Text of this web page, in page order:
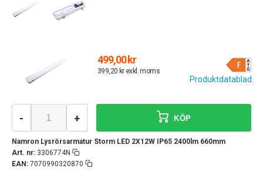
Produktdatablad
499,00 kr
399,20 kr exkl. moms
Namron Lysrörsarmatur Storm LED 2X12W IP65 2400lm 660mm
Art. nr: 3306774N
EAN: 7070990320870
- + KÖP